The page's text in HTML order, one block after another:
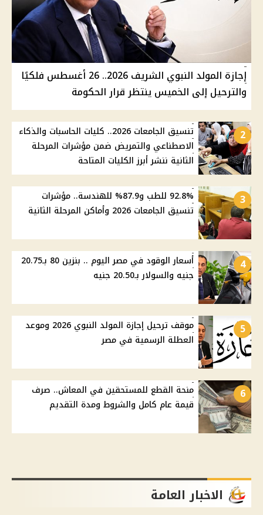
إجازة المولد النبوي الشريف 2026.. 26 أغسطس فلكيًا
والترحيل إلى الخميس ينتظر قرار الحكومة
2
تنسيق الجامعات 2026.. كليات الحاسبات والذكاء
الاصطناعي والتمريض ضمن مؤشرات المرحلة
الثانية ننشر أبرز الكليات المتاحة
3
92.8% للطب و87.9% للهندسة.. مؤشرات
تنسيق الجامعات 2026 وأماكن المرحلة الثانية
4
أسعار الوقود في مصر اليوم .. بنزين 80 بـ20.75
جنيه والسولار بـ20.50 جنيه
5
موقف ترحيل إجازة المولد النبوي 2026 وموعد
العطلة الرسمية في مصر
6
منحة القطع للمستحقين في المعاش.. صرف
قيمة عام كامل والشروط ومدة التقديم
الاخبار العامة